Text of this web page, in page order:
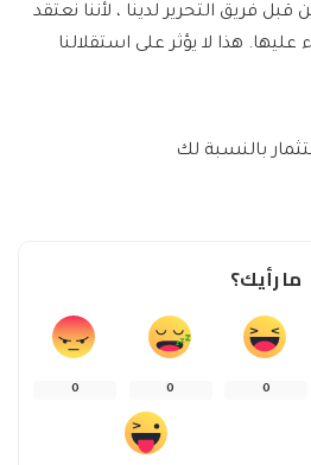
فريق التحرير لدينا ، لأننا نعتقد
هذا لا يؤثر على استقلالنا
بالنسبة لك
ما رأيك؟
0
0
0